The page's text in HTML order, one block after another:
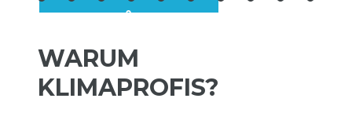
WARUM
KLIMAPROFIS?